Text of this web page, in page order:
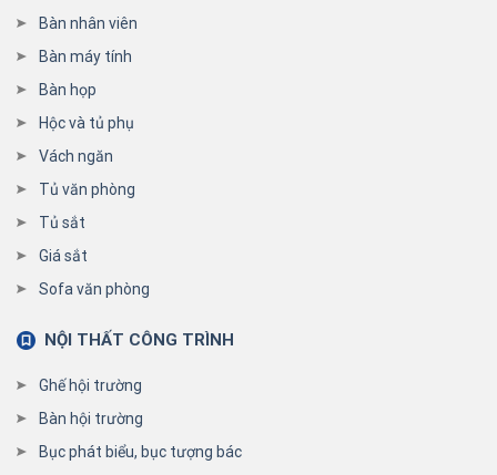
Bàn nhân viên
Bàn máy tính
Bàn họp
Hộc và tủ phụ
Vách ngăn
Tủ văn phòng
Tủ sắt
Giá sắt
Sofa văn phòng
NỘI THẤT CÔNG TRÌNH
Ghế hội trường
Bàn hội trường
Bục phát biểu, bục tượng bác